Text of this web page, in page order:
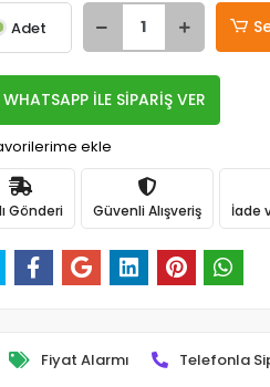
Adet
WHATSAPP İLE SİPARİŞ VER
ekle
Gönderi Güvenli Alışveriş İade
Fiyat Alarmı Telefonla